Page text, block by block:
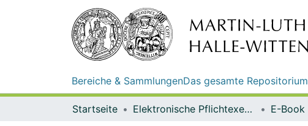
Bereiche & SammlungenDas gesamte Repositorium
Startseite Elektronische Pflichtexemplare E-Book